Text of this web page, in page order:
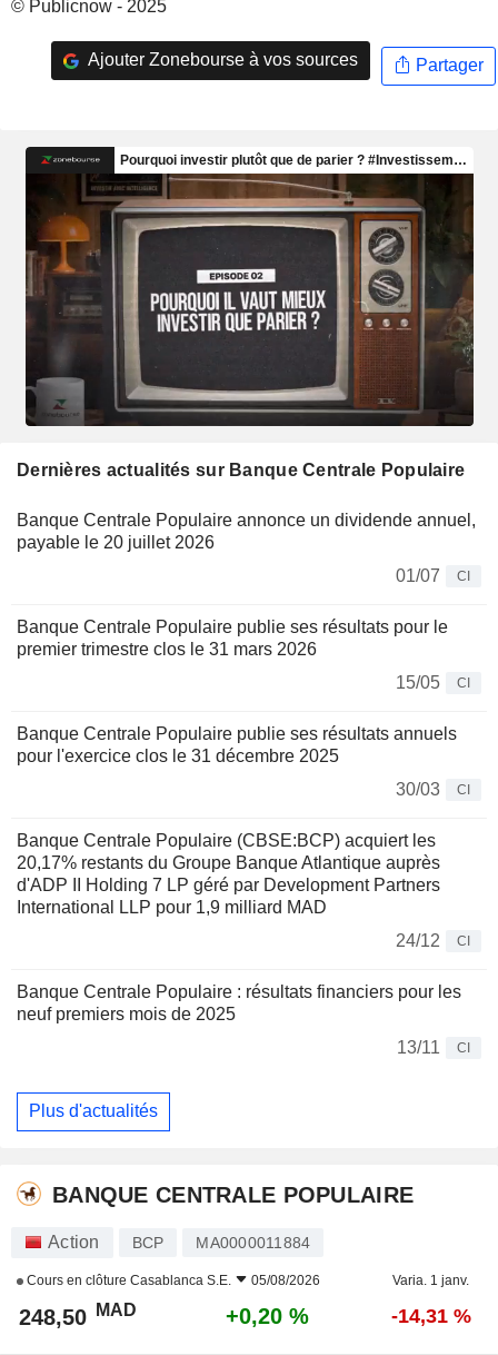
© Publicnow - 2025
Ajouter Zonebourse à vos sources Partager
Dernières actualités sur Banque Centrale Populaire
Banque Centrale Populaire annonce un dividende annuel,
payable le 20 juillet 2026
01/07
CI
Banque Centrale Populaire publie ses résultats pour le
premier trimestre clos le 31 mars 2026
15/05
CI
Banque Centrale Populaire publie ses résultats annuels
pour l'exercice clos le 31 décembre 2025
30/03
CI
Banque Centrale Populaire (CBSE:BCP) acquiert les
20,17% restants du Groupe Banque Atlantique auprès
d'ADP II Holding 7 LP géré par Development Partners
International LLP pour 1,9 milliard MAD
24/12
CI
Banque Centrale Populaire : résultats financiers pour les
neuf premiers mois de 2025
13/11
CI
Plus d'actualités
BANQUE CENTRALE POPULAIRE
Action BCP MA0000011884
Cours en clôture Casablanca S.E. 05/08/2026 Varia. 1 janv.
248,50 MAD +0,20 % -14,31 %